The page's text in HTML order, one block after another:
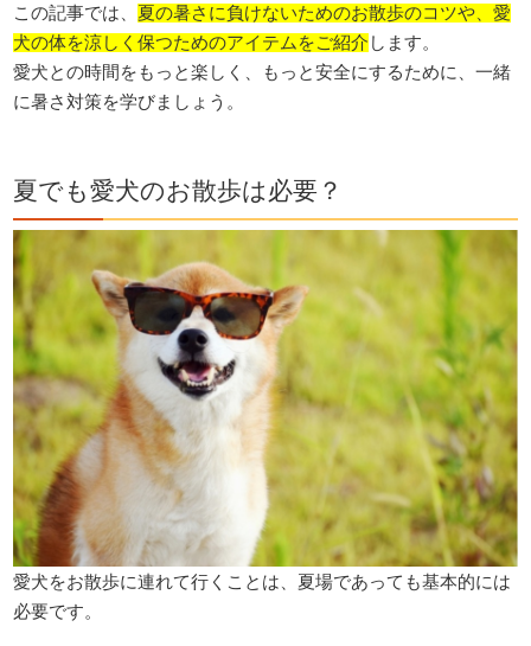
この記事では、 夏の暑さに負けないためのお散歩のコツや、愛
犬の体を涼しく保つためのアイテムをご紹介 します。
愛犬との時間をもっと楽しく、もっと安全にするために、一緒
に暑さ対策を学びましょう。
夏でも愛犬のお散歩は必要？
愛犬をお散歩に連れて行くことは、夏場であっても基本的には
必要です。